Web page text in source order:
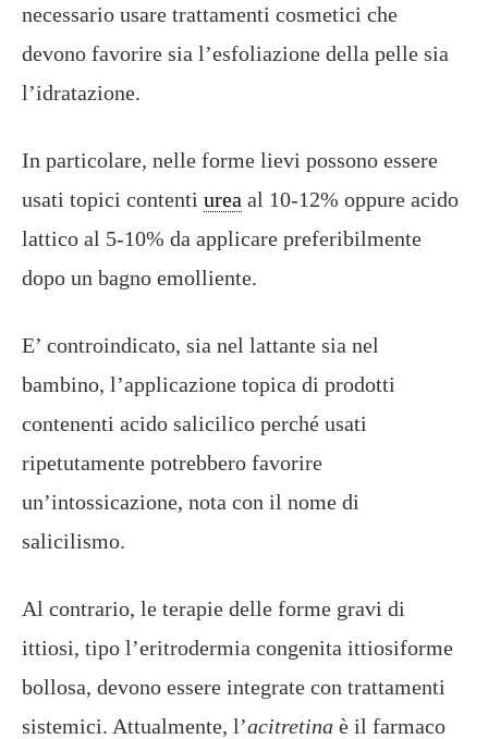
necessario usare trattamenti cosmetici che
devono favorire sia l’esfoliazione della pelle sia
l’idratazione.
In particolare, nelle forme lievi possono essere
usati topici contenti urea al 10-12% oppure acido
lattico al 5-10% da applicare preferibilmente
dopo un bagno emolliente.
E’ controindicato, sia nel lattante sia nel
bambino, l’applicazione topica di prodotti
contenenti acido salicilico perché usati
ripetutamente potrebbero favorire
un’intossicazione, nota con il nome di
salicilismo.
Al contrario, le terapie delle forme gravi di
ittiosi, tipo l’eritrodermia congenita ittiosiforme
bollosa, devono essere integrate con trattamenti
sistemici. Attualmente, l’acitretina è il farmaco